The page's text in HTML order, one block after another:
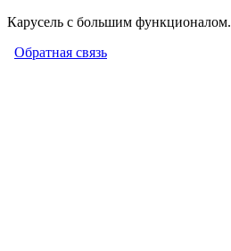
Карусель с большим функционалом.
Обратная связь